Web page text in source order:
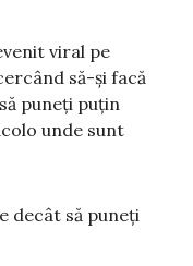
viral pe
să-și facă
puneți puțin
unde sunt
decât să puneți